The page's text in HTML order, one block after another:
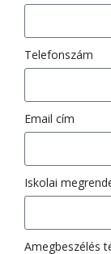
Telefonszám
Email cím
Iskolai
Amegbeszélés